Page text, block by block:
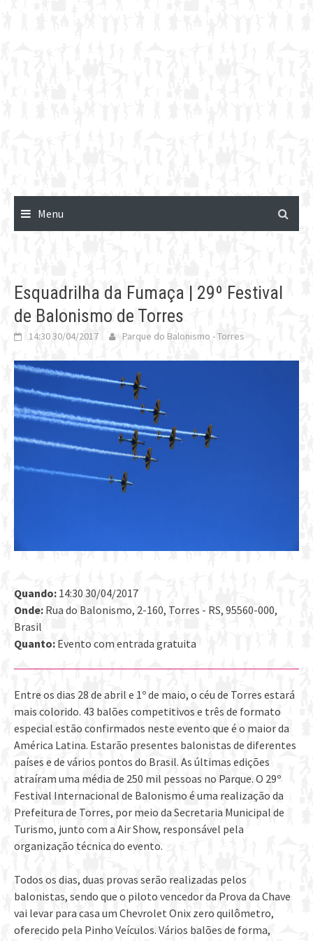
Menu
Esquadrilha da Fumaça | 29º Festival
de Balonismo de Torres
14:30 30/04/2017 Parque do Balonismo - Torres
Quando: 14:30 30/04/2017
Onde: Rua do Balonismo, 2-160, Torres - RS, 95560-000,
Brasil
Quanto: Evento com entrada gratuita
Entre os dias 28 de abril e 1º de maio, o céu de Torres estará
mais colorido. 43 balões competitivos e três de formato
especial estão confirmados neste evento que é o maior da
América Latina. Estarão presentes balonistas de diferentes
países e de vários pontos do Brasil. As últimas edições
atraíram uma média de 250 mil pessoas no Parque. O 29º
Festival Internacional de Balonismo é uma realização da
Prefeitura de Torres, por meio da Secretaria Municipal de
Turismo, junto com a Air Show, responsável pela
organização técnica do evento.
Todos os dias, duas provas serão realizadas pelos
balonistas, sendo que o piloto vencedor da Prova da Chave
vai levar para casa um Chevrolet Onix zero quilômetro,
oferecido pela Pinho Veículos. Vários balões de forma,